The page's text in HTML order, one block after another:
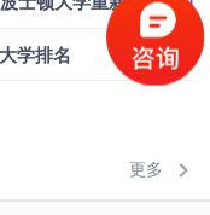
学排名
更多